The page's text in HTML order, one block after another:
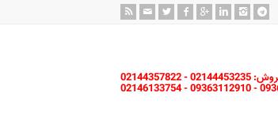
مشاوره و فروش: 02144453235 - 02144357822